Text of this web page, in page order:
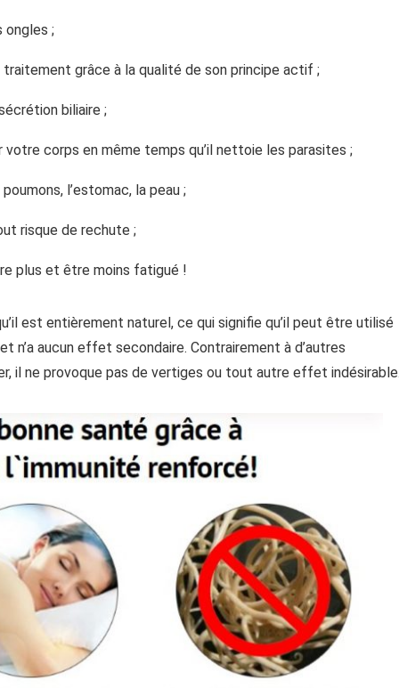
ongles ;
traitement grâce à la qualité de son principe actif ;
biliaire ;
corps en même temps qu’il nettoie les parasites ;
l’estomac, la peau ;
risque de rechute ;
plus et être moins fatigué !
est entièrement naturel, ce qui signifie qu’il peut être utilisé
n’a aucun effet secondaire. Contrairement à d’autres
il ne provoque pas de vertiges ou tout autre effet